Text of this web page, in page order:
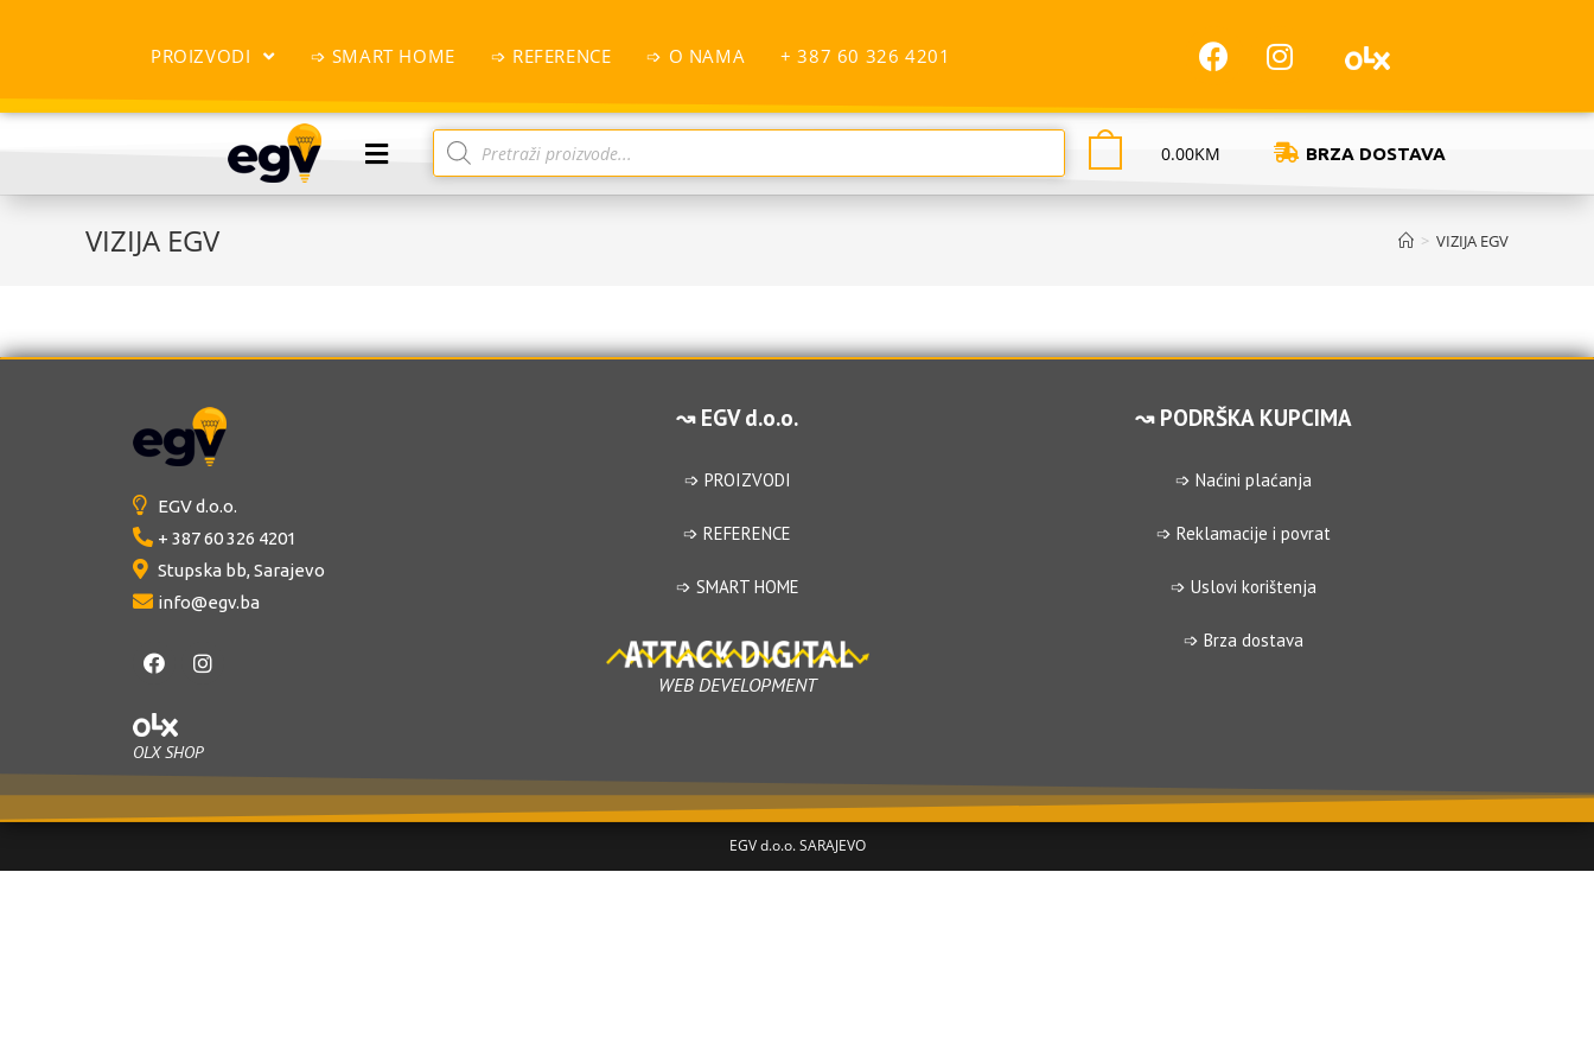
PROIZVODI ➩ SMART HOME ➩ REFERENCE ➩ O NAMA + 387 60 326 4201
0.00KM BRZA DOSTAVA
VIZIJA EGV > VIZIJA EGV
EGV d.o.o.
+ 387 60 326 4201
Stupska bb, Sarajevo
info@egv.ba
OLX SHOP
↝ EGV d.o.o.
➩ PROIZVODI
➩ REFERENCE
➩ SMART HOME
WEB DEVELOPMENT
↝ PODRŠKA KUPCIMA
➩ Naćini plaćanja
➩ Reklamacije i povrat
➩ Uslovi korištenja
➩ Brza dostava
EGV d.o.o. SARAJEVO